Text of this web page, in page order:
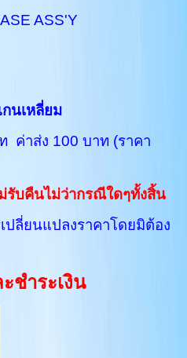
ASS'Y
นเหลี่ยม
ง 100 บาท (ราคา
รับคืนไม่ว่ากรณีใดๆทั้งสิ้น
ปลี่ยนแปลงราคาโดยมิต้อง
ชำระเงิน